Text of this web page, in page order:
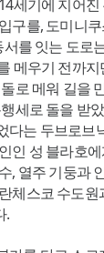
세기에 지어
구를, 도미니
를 잇는 도로
메우기 전까
로 메워 길을
세로 돌을 받
다는 두브로브
인 성 블라호
, 열주 기둥과
체스코 수도원
.